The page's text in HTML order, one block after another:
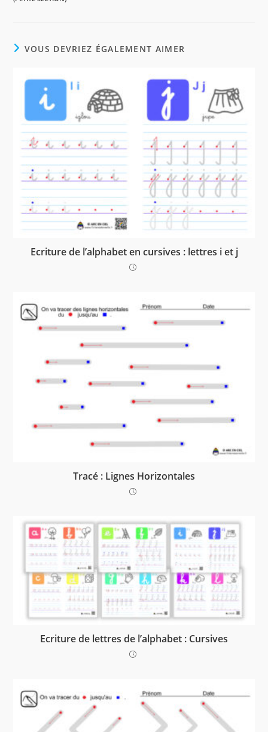
o
r
A
VOUS DEVRIEZ ÉGALEMENT AIMER
Ecriture de l’alphabet en cursives : lettres i et j
Tracé : Lignes Horizontales
Ecriture de lettres de l’alphabet : Cursives